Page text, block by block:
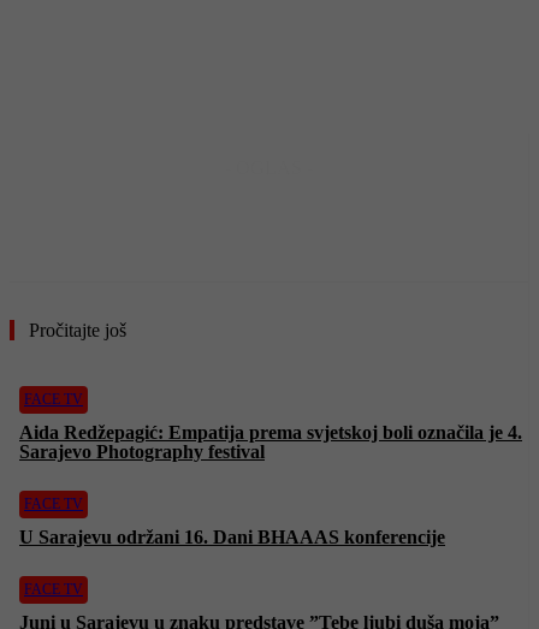
Pročitajte još
FACE TV
Aida Redžepagić: Empatija prema svjetskoj boli označila je 4.
Sarajevo Photography festival
FACE TV
U Sarajevu održani 16. Dani BHAAAS konferencije
FACE TV
Juni u Sarajevu u znaku predstave ”Tebe ljubi duša moja”